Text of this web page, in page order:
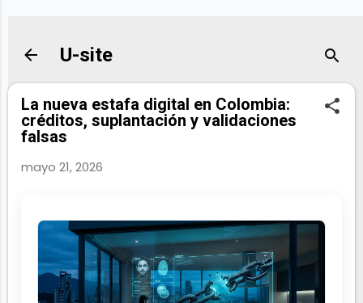
U-site
La nueva estafa digital en Colombia:
créditos, suplantación y validaciones
falsas
mayo 21, 2026